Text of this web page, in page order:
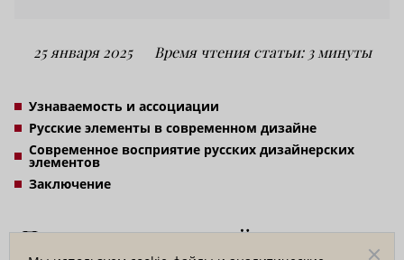
25 января 2025 Время чтения статьи: 3 минуты
Узнаваемость и ассоциации
Русские элементы в современном дизайне
Современное восприятие русских дизайнерских
элементов
Заключение
Почему русские дизайнерские